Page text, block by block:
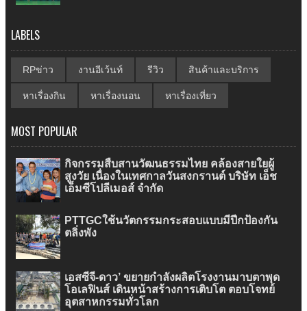
LABELS
RPข่าว งานอีเว้นท์ รีวิว สินค้าและบริการ
หาเรื่องกิน หาเรื่องนอน หาเรื่องเที่ยว
MOST POPULAR
กิจกรรมสืบสานวัฒนธรรมไทย คล้องสายใยผู้
สูงวัย เนื่องในเทศกาลวันสงกรานต์ บริษัท เอ็ช
เอ็มซีโปลีเมอส์ จำกัด
PTTGCใช้นวัตกรรมกระสอบแบบมีปีกป้องกัน
ตลิ่งพัง
เอสซีจี-ดาว’ ขยายกำลังผลิตโรงงานมาบตาพุด
โอเลฟินส์ เดินหน้าสร้างการเติบโต ตอบโจทย์
อุตสาหกรรมทั่วโลก